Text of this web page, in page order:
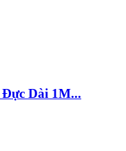
Dài 1M...